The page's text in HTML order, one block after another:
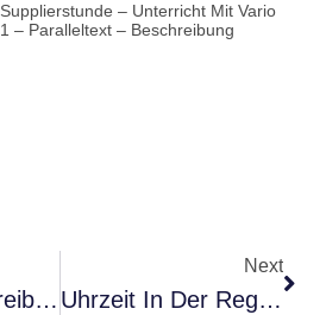
Supplierstunde – Unterricht Mit Vario
1 – Paralleltext – Beschreibung​
Tiernamen Schreiben In Der Vorschulklasse – Teil 2​
Next
Uhrzeit In Der Regelklasse – 4. Schulstufe​